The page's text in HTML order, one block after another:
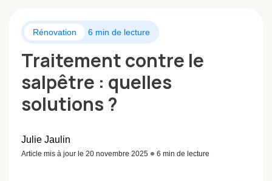
Rénovation 6 min de lecture
Traitement contre le
salpêtre : quelles
solutions ?
Julie Jaulin
Article mis à jour le 20 novembre 2025 6 min de lecture